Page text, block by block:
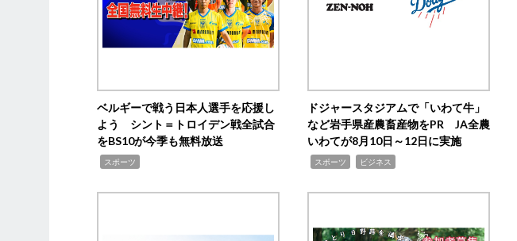
ベルギーで戦う日本人選手を応援し
よう シント＝トロイデン戦全試合
をBS10が今季も無料放送
スポーツ
ドジャースタジアムで「いわて牛」
など岩手県産農畜産物をPR JA全農
いわてが8月10日～12日に実施
スポーツ ビジネス